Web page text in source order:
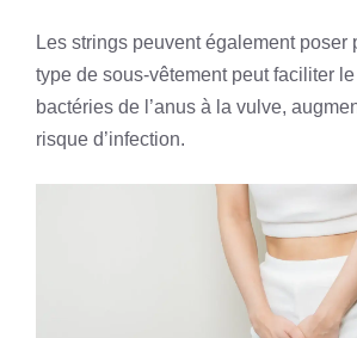
Les strings peuvent également poser
type de sous-vêtement peut faciliter
bactéries de l’anus à la vulve,
risque d’infection.